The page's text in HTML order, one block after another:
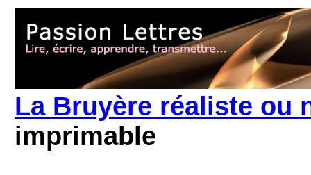
La Bruyère réaliste ou
imprimable